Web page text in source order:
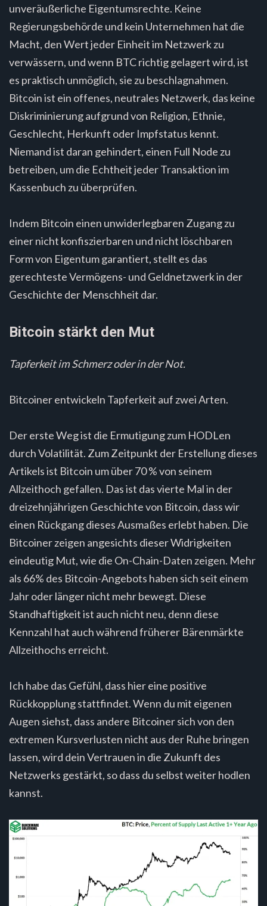
unveräußerliche Eigentumsrechte. Keine
Regierungsbehörde und kein Unternehmen hat die
Macht, den Wert jeder Einheit im Netzwerk zu
verwässern, und wenn BTC richtig gelagert wird, ist
es praktisch unmöglich, sie zu beschlagnahmen.
Bitcoin ist ein offenes, neutrales Netzwerk, das keine
Diskriminierung aufgrund von Religion, Ethnie,
Geschlecht, Herkunft oder Impfstatus kennt.
Niemand ist daran gehindert, einen Full Node zu
betreiben, um die Echtheit jeder Transaktion im
Kassenbuch zu überprüfen.
Indem Bitcoin einen unwiderlegbaren Zugang zu
einer nicht konfiszierbaren und nicht löschbaren
Form von Eigentum garantiert, stellt es das
gerechteste Vermögens- und Geldnetzwerk in der
Geschichte der Menschheit dar.
Bitcoin stärkt den Mut
Tapferkeit im Schmerz oder in der Not.
Bitcoiner entwickeln Tapferkeit auf zwei Arten.
Der erste Weg ist die Ermutigung zum HODLen
durch Volatilität. Zum Zeitpunkt der Erstellung dieses
Artikels ist Bitcoin um über 70 % von seinem
Allzeithoch gefallen. Das ist das vierte Mal in der
dreizehnjährigen Geschichte von Bitcoin, dass wir
einen Rückgang dieses Ausmaßes erlebt haben. Die
Bitcoiner zeigen angesichts dieser Widrigkeiten
eindeutig Mut, wie die On-Chain-Daten zeigen. Mehr
als 66% des Bitcoin-Angebots haben sich seit einem
Jahr oder länger nicht mehr bewegt. Diese
Standhaftigkeit ist auch nicht neu, denn diese
Kennzahl hat auch während früherer Bärenmärkte
Allzeithochs erreicht.
Ich habe das Gefühl, dass hier eine positive
Rückkopplung stattfindet. Wenn du mit eigenen
Augen siehst, dass andere Bitcoiner sich von den
extremen Kursverlusten nicht aus der Ruhe bringen
lassen, wird dein Vertrauen in die Zukunft des
Netzwerks gestärkt, so dass du selbst weiter hodlen
kannst.